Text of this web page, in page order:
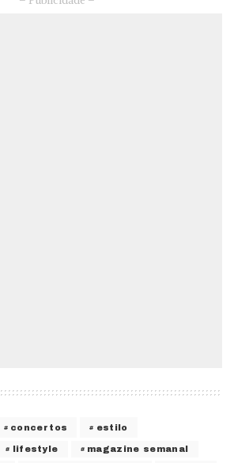
concertos estilo
lifestyle magazine semanal